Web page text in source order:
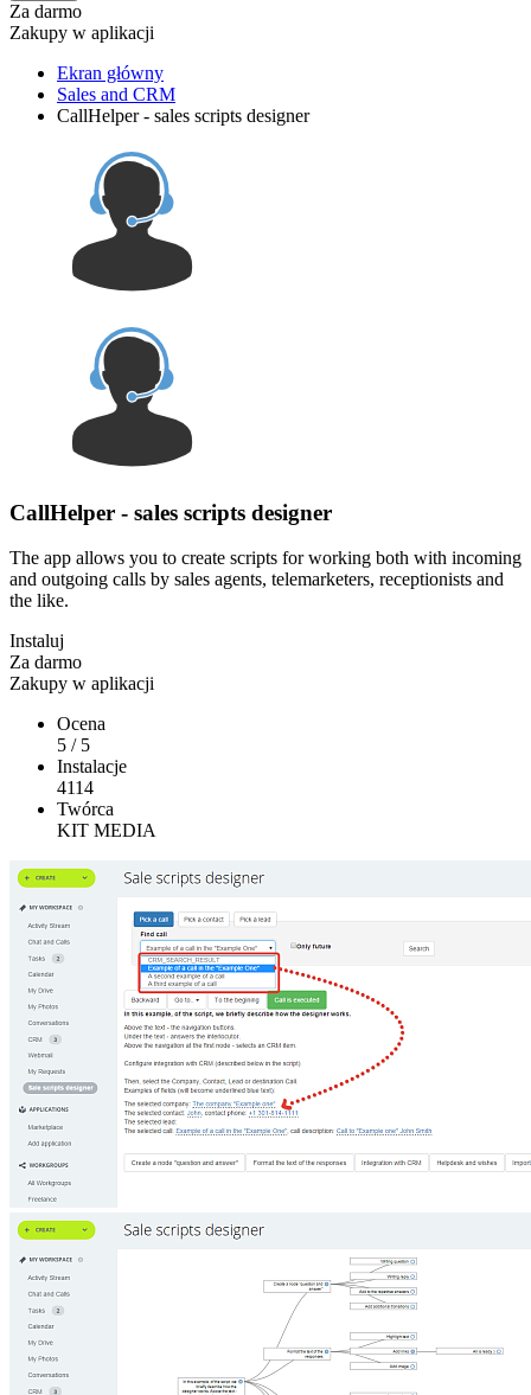
Za darmo
Zakupy w aplikacji
Ekran główny
Sales and CRM
CallHelper - sales scripts designer
CallHelper - sales scripts designer
The app allows you to create scripts for working both with incoming
and outgoing calls by sales agents, telemarketers, receptionists and
the like.
Instaluj
Za darmo
Zakupy w aplikacji
Ocena
5 / 5
Instalacje
4114
Twórca
KIT MEDIA